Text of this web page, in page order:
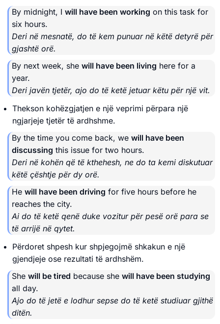
By midnight, I will have been working on this task for
six hours.
Deri në mesnatë, do të kem punuar në këtë detyrë për
gjashtë orë.
By next week, she will have been living here for a
year.
Deri javën tjetër, ajo do të ketë jetuar këtu për një vit.
Thekson kohëzgjatjen e një veprimi përpara një
ngjarjeje tjetër të ardhshme.
By the time you come back, we will have been
discussing this issue for two hours.
Deri në kohën që të kthehesh, ne do ta kemi diskutuar
këtë çështje për dy orë.
He will have been driving for five hours before he
reaches the city.
Ai do të ketë qenë duke vozitur për pesë orë para se
të arrijë në qytet.
Përdoret shpesh kur shpjegojmë shkakun e një
gjendjeje ose rezultati të ardhshëm.
She will be tired because she will have been studying
all day.
Ajo do të jetë e lodhur sepse do të ketë studiuar gjithë
ditën.